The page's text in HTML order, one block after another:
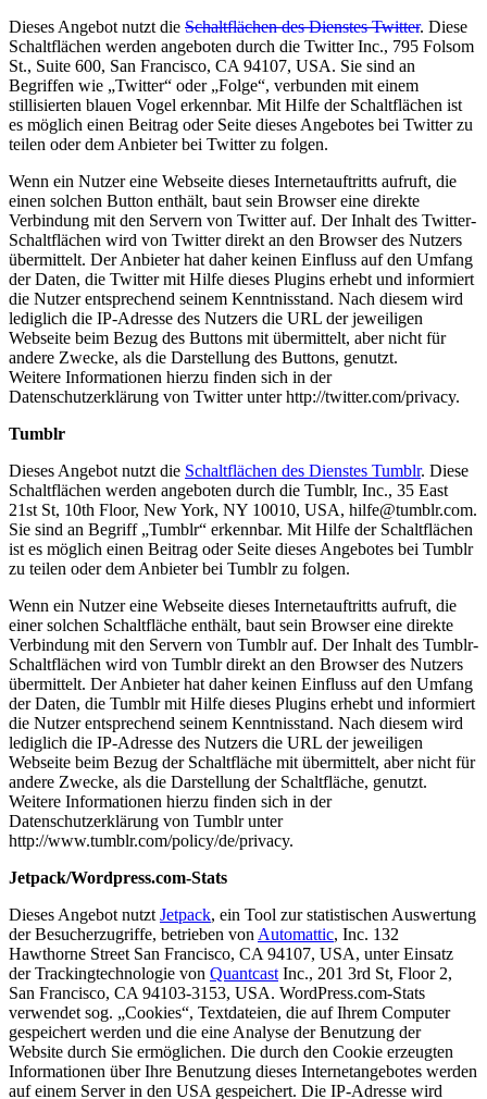
Dieses Angebot nutzt die Schaltflächen des Dienstes Twitter. Diese
Schaltflächen werden angeboten durch die Twitter Inc., 795 Folsom
St., Suite 600, San Francisco, CA 94107, USA. Sie sind an
Begriffen wie „Twitter“ oder „Folge“, verbunden mit einem
stillisierten blauen Vogel erkennbar. Mit Hilfe der Schaltflächen ist
es möglich einen Beitrag oder Seite dieses Angebotes bei Twitter zu
teilen oder dem Anbieter bei Twitter zu folgen.
Wenn ein Nutzer eine Webseite dieses Internetauftritts aufruft, die
einen solchen Button enthält, baut sein Browser eine direkte
Verbindung mit den Servern von Twitter auf. Der Inhalt des Twitter-
Schaltflächen wird von Twitter direkt an den Browser des Nutzers
übermittelt. Der Anbieter hat daher keinen Einfluss auf den Umfang
der Daten, die Twitter mit Hilfe dieses Plugins erhebt und informiert
die Nutzer entsprechend seinem Kenntnisstand. Nach diesem wird
lediglich die IP-Adresse des Nutzers die URL der jeweiligen
Webseite beim Bezug des Buttons mit übermittelt, aber nicht für
andere Zwecke, als die Darstellung des Buttons, genutzt.
Weitere Informationen hierzu finden sich in der
Datenschutzerklärung von Twitter unter http://twitter.com/privacy.
Tumblr
Dieses Angebot nutzt die Schaltflächen des Dienstes Tumblr. Diese
Schaltflächen werden angeboten durch die Tumblr, Inc., 35 East
21st St, 10th Floor, New York, NY 10010, USA, hilfe@tumblr.com.
Sie sind an Begriff „Tumblr“ erkennbar. Mit Hilfe der Schaltflächen
ist es möglich einen Beitrag oder Seite dieses Angebotes bei Tumblr
zu teilen oder dem Anbieter bei Tumblr zu folgen.
Wenn ein Nutzer eine Webseite dieses Internetauftritts aufruft, die
einer solchen Schaltfläche enthält, baut sein Browser eine direkte
Verbindung mit den Servern von Tumblr auf. Der Inhalt des Tumblr-
Schaltflächen wird von Tumblr direkt an den Browser des Nutzers
übermittelt. Der Anbieter hat daher keinen Einfluss auf den Umfang
der Daten, die Tumblr mit Hilfe dieses Plugins erhebt und informiert
die Nutzer entsprechend seinem Kenntnisstand. Nach diesem wird
lediglich die IP-Adresse des Nutzers die URL der jeweiligen
Webseite beim Bezug der Schaltfläche mit übermittelt, aber nicht für
andere Zwecke, als die Darstellung der Schaltfläche, genutzt.
Weitere Informationen hierzu finden sich in der
Datenschutzerklärung von Tumblr unter
http://www.tumblr.com/policy/de/privacy.
Jetpack/Wordpress.com-Stats
Dieses Angebot nutzt Jetpack, ein Tool zur statistischen Auswertung
der Besucherzugriffe, betrieben von Automattic, Inc. 132
Hawthorne Street San Francisco, CA 94107, USA, unter Einsatz
der Trackingtechnologie von Quantcast Inc., 201 3rd St, Floor 2,
San Francisco, CA 94103-3153, USA. WordPress.com-Stats
verwendet sog. „Cookies“, Textdateien, die auf Ihrem Computer
gespeichert werden und die eine Analyse der Benutzung der
Website durch Sie ermöglichen. Die durch den Cookie erzeugten
Informationen über Ihre Benutzung dieses Internetangebotes werden
auf einem Server in den USA gespeichert. Die IP-Adresse wird